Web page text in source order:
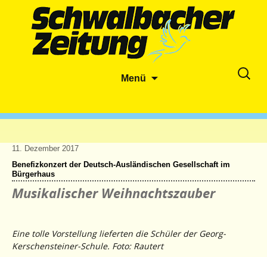
Menü
Suche
11. Dezember 2017
Benefizkonzert der Deutsch-Ausländischen Gesellschaft im
Bürgerhaus
Musikalischer Weihnachtszauber
Eine tolle Vorstellung lieferten die Schüler der Georg-
Kerschensteiner-Schule. Foto: Rautert